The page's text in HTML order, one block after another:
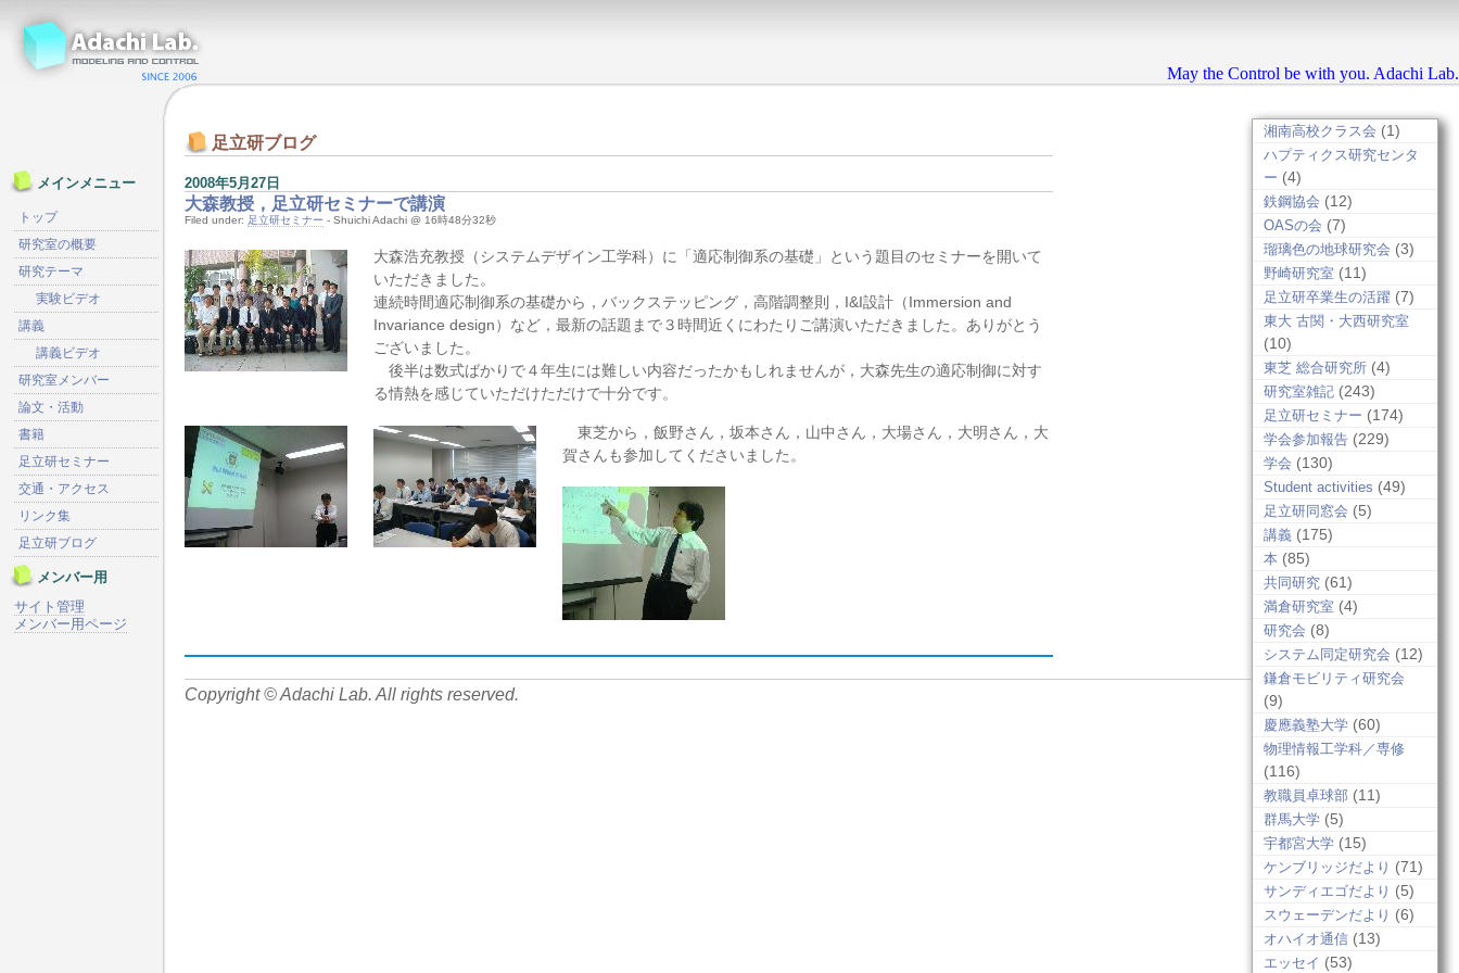
May the Control be with you. Adachi Lab.
足立研ブログ
2008年5月27日
大森教授，足立研セミナーで講演
Filed under: 足立研セミナー - Shuichi Adachi @ 16時48分32秒
大森浩充教授（システムデザイン工学科）に「適応制御系の基礎」という題目のセミナーを開いて
いただきました。
連続時間適応制御系の基礎から，バックステッピング，高階調整則，I&I設計（Immersion and
Invariance design）など，最新の話題まで３時間近くにわたりご講演いただきました。ありがとう
ございました。
後半は数式ばかりで４年生には難しい内容だったかもしれませんが，大森先生の適応制御に対す
る情熱を感じていただけただけで十分です。
東芝から，飯野さん，坂本さん，山中さん，大場さん，大明さん，大
賀さんも参加してくださいました。
湘南高校クラス会 (1)
ハプティクス研究センタ
ー (4)
鉄鋼協会 (12)
OASの会 (7)
瑠璃色の地球研究会 (3)
野崎研究室 (11)
足立研卒業生の活躍 (7)
東大 古関・大西研究室
(10)
東芝 総合研究所 (4)
研究室雑記 (243)
足立研セミナー (174)
学会参加報告 (229)
学会 (130)
Student activities (49)
足立研同窓会 (5)
講義 (175)
本 (85)
共同研究 (61)
満倉研究室 (4)
研究会 (8)
システム同定研究会 (12)
鎌倉モビリティ研究会
(9)
慶應義塾大学 (60)
物理情報工学科／専修
(116)
教職員卓球部 (11)
群馬大学 (5)
宇都宮大学 (15)
ケンブリッジだより (71)
サンディエゴだより (5)
スウェーデンだより (6)
オハイオ通信 (13)
エッセイ (53)
Copyright © Adachi Lab. All rights reserved.
メインメニュー
トップ
研究室の概要
研究テーマ
実験ビデオ
講義
講義ビデオ
研究室メンバー
論文・活動
書籍
足立研セミナー
交通・アクセス
リンク集
足立研ブログ
メンバー用
サイト管理
メンバー用ページ